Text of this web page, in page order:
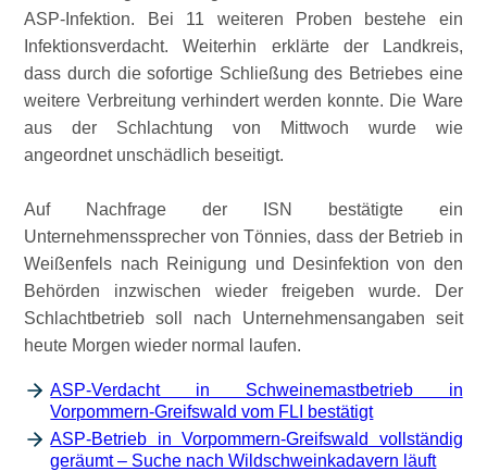
ASP-Infektion. Bei 11 weiteren Proben bestehe ein
Infektionsverdacht. Weiterhin erklärte der Landkreis,
dass durch die sofortige Schließung des Betriebes eine
weitere Verbreitung verhindert werden konnte. Die Ware
aus der Schlachtung von Mittwoch wurde wie
angeordnet unschädlich beseitigt.
Auf Nachfrage der ISN bestätigte ein
Unternehmenssprecher von Tönnies, dass der Betrieb in
Weißenfels nach Reinigung und Desinfektion von den
Behörden inzwischen wieder freigeben wurde. Der
Schlachtbetrieb soll nach Unternehmensangaben seit
heute Morgen wieder normal laufen.
ASP-Verdacht in Schweinemastbetrieb in
Vorpommern-Greifswald vom FLI bestätigt
ASP-Betrieb in Vorpommern-Greifswald vollständig
geräumt – Suche nach Wildschweinkadavern läuft